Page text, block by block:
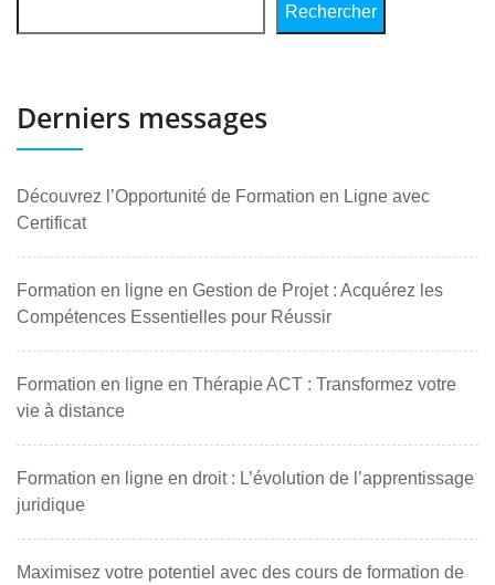
Rechercher
Derniers messages
Découvrez l’Opportunité de Formation en Ligne avec
Certificat
Formation en ligne en Gestion de Projet : Acquérez les
Compétences Essentielles pour Réussir
Formation en ligne en Thérapie ACT : Transformez votre
vie à distance
Formation en ligne en droit : L’évolution de l’apprentissage
juridique
Maximisez votre potentiel avec des cours de formation de